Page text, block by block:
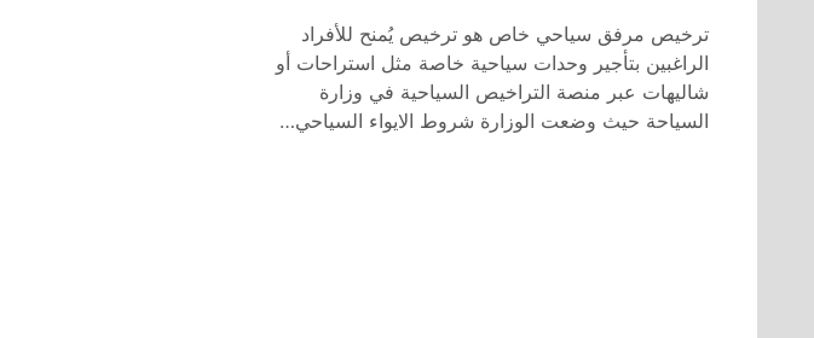
ترخيص مرفق سياحي خاص هو ترخيص يُمنح للأفراد
الراغبين بتأجير وحدات سياحية خاصة مثل استراحات أو
شاليهات عبر منصة التراخيص السياحية في وزارة
السياحة حيث وضعت الوزارة شروط الايواء السياحي…